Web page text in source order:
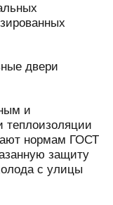
двери
и
теплоизоляции
нормам ГОСТ
защиту
с улицы